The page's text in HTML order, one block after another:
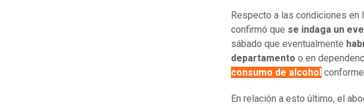
Respecto a las condiciones
confirmó que se indaga un
sábado que eventualmente
departamento o en
consumo de alcohol
En relación a esto último, el